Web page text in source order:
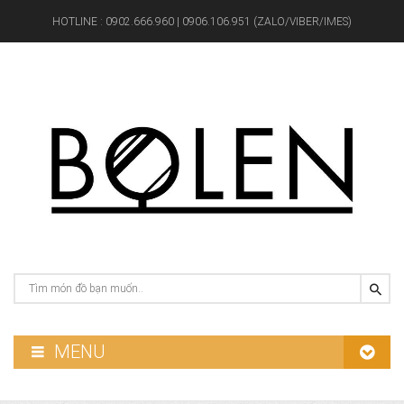
HOTLINE : 0902.666.960 | 0906.106.951 (ZALO/VIBER/IMES)
MENU